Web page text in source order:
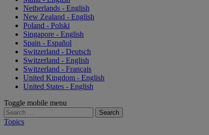
Netherlands - English
New Zealand - English
Poland - Polski
Singapore - English
Spain - Español
Switzerland - Deutsch
Switzerland - English
Switzerland - Français
United Kingdom - English
United States - English
Toggle mobile menu
Search
for:
Topics